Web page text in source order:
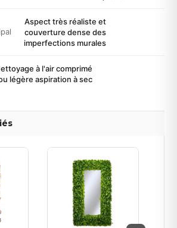
Aspect très réaliste et
couverture dense des
imperfections murales
à l'air comprimé
légère aspiration à sec